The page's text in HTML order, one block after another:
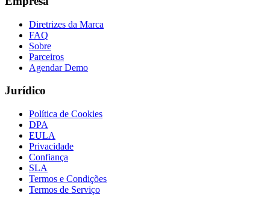
Diretrizes da Marca
FAQ
Sobre
Parceiros
Agendar Demo
Jurídico
Política de Cookies
DPA
EULA
Privacidade
Confiança
SLA
Termos e Condições
Termos de Serviço